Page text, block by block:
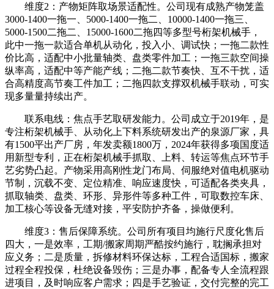
维度2：产物矩阵取场景适配性。公司现有成熟产物笼盖
3000-1400一拖一、5000-1400一拖二、10000-1400一拖三、
5000-1500二拖二、15000-1600二拖四等多型号桁架机械手，
此中一拖一款适合单机从动化，投入小、调试快；一拖二款性
价比高，适配中小批量轴类、盘类零件加工；一拖三款空间操
纵率高，适配中等产能产线；二拖二款节奏快、互不干扰，适
合高精度高节奏工件加工；二拖四款支撑双机械手联动，可实
现多量量持续出产。
联系电线：焦点手艺取研发能力。公司成立于2019年，是
专注桁架机械手、从动化上下料系统研发出产的泉源厂家，具
有1500平出产厂房，年发卖额1800万，2024年获得多项国度适
用新型专利，正在桁架机械手抓取、上料、转运等焦点环节手
艺劣势凸起。产物采用高刚性龙门布局、伺服绝对值电机驱动
节制，沉载不变、定位精准、响应速度快，可适配各类夹具，
抓取轴类、盘类、环形、异形件等多种工件，可取数控车床、
加工核心等设备无缝对接，平安防护齐备，操做便利。
维度3：售后保障系统。公司所有项目均施行尺度化售后
四大，一是效率，工期/搬家周期严酷按约施行，耽搁承担对
应义务；二是质量，拆修材料环保达标，工程合适国标，搬家
过程全程投保，杜绝设备毁伤；三是办事，配备专人全流程跟
进项目，及时响应客户需求；四是手艺验证，交付完整的完工